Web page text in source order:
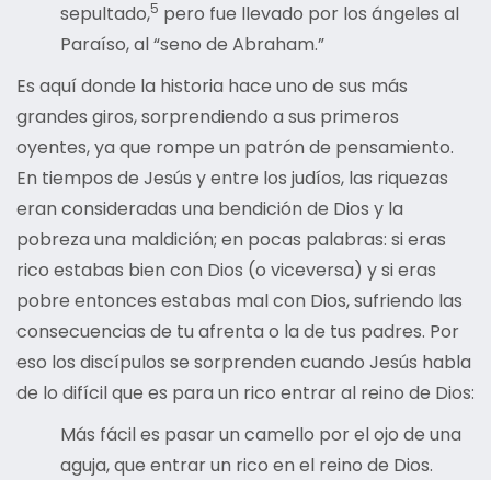
sepultado,5 pero fue llevado por los ángeles al
Paraíso, al “seno de Abraham.”
Es aquí donde la historia hace uno de sus más
grandes giros, sorprendiendo a sus primeros
oyentes, ya que rompe un patrón de pensamiento.
En tiempos de Jesús y entre los judíos, las riquezas
eran consideradas una bendición de Dios y la
pobreza una maldición; en pocas palabras: si eras
rico estabas bien con Dios (o viceversa) y si eras
pobre entonces estabas mal con Dios, sufriendo las
consecuencias de tu afrenta o la de tus padres. Por
eso los discípulos se sorprenden cuando Jesús habla
de lo difícil que es para un rico entrar al reino de Dios:
Más fácil es pasar un camello por el ojo de una
aguja, que entrar un rico en el reino de Dios.